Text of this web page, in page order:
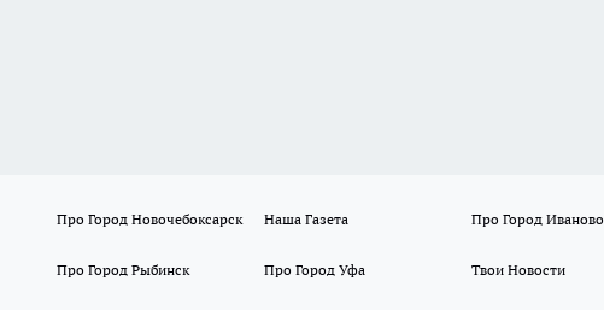
Про Город Новочебоксарск Наша Газета Про Город Иваново
Про Город Рыбинск Про Город Уфа Твои Новости